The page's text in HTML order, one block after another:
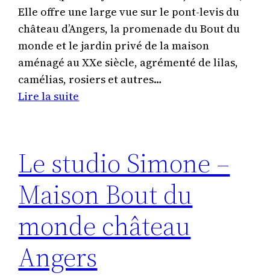
Elle offre une large vue sur le pont-levis du
château d’Angers, la promenade du Bout du
monde et le jardin privé de la maison
aménagé au XXe siècle, agrémenté de lilas,
camélias, rosiers et autres…
Lire la suite
de
charme
Sainte-
Anne
–
Bout
Le studio Simone –
Maison Bout du
monde château
Angers